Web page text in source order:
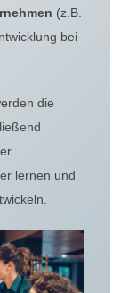
(z.B.
bei
die
lernen und